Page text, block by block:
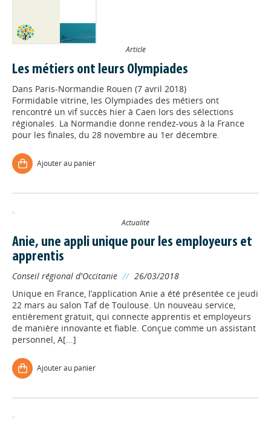
Article
Les métiers ont leurs Olympiades
Dans Paris-Normandie Rouen (7 avril 2018)
Formidable vitrine, les Olympiades des métiers ont
rencontré un vif succès hier à Caen lors des sélections
régionales. La Normandie donne rendez-vous à la France
pour les finales, du 28 novembre au 1er décembre.
Ajouter au panier
Actualité
Anie, une appli unique pour les employeurs et
apprentis
Conseil régional d'Occitanie // 26/03/2018
Unique en France, l’application Anie a été présentée ce jeudi
22 mars au salon Taf de Toulouse. Un nouveau service,
entièrement gratuit, qui connecte apprentis et employeurs
de manière innovante et fiable. Conçue comme un assistant
personnel, A[...]
Ajouter au panier